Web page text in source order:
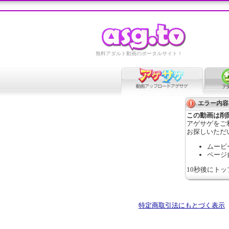
無料アダルト動画のポータルサイト！
エラー内容
この動画は削
アゲサゲをご
お探しいただ
ムービ
ページ
10秒後にト
特定商取引法にもとづく表示